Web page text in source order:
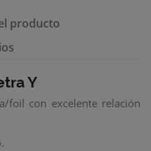
producto
Y
foil con excelente relación